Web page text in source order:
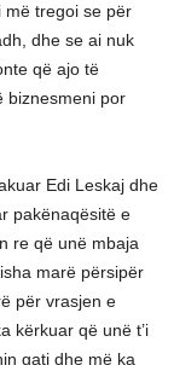
më tregoi se për
dhe se ai nuk
që ajo të
biznesmeni por
Edi Leskaj dhe
pakënaqësitë e
re që unë mbaja
marë përsipër
për vrasjen e
kërkuar që unë t’i
gati dhe më ka